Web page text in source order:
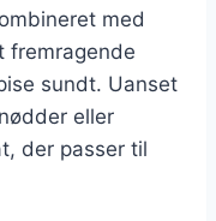
med
fremragende
sundt. Uanset
eller
der passer til